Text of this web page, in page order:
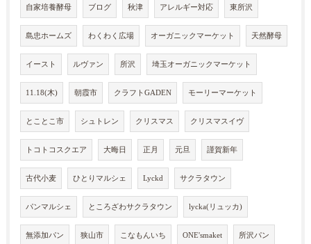
自家培養酵母 ブログ 秋津 アレルギー対応 東所沢
島忠ホームズ わくわく広場 オーガニックマーケット 天然酵母
イースト ルヴァン 所沢 埼玉オーガニックマーケット
11.18(木) 朝霞市 クラフトGADEN モーリーマーケット
とことこ市 シュトレン クリスマス クリスマスイヴ
トコトコスクエア 大晦日 正月 元旦 謹賀新年
古代小麦 ひとりマルシェ Lyckd サクラタウン
パンマルシェ ところざわサクラタウン lycka(リュッカ)
無添加パン 狭山市 こなもんいち ONE'smaket 所沢パン